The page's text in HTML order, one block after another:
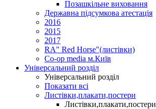
Позашкільне виховання
Державна підсумкова атестація
2016
2015
2017
RA" Red Horse"(листівки)
Co-op media м.Київ
Універсальний розділ
Універсальний розділ
Показати всі
Листівки,плакати,постери
Листівки,плакати,постери